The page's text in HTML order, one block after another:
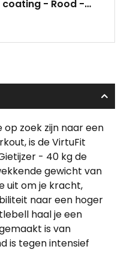
coating - Rood -
zoek zijn naar een
is de VirtuFit
- 40 kg de
gewicht van
uit om je kracht,
naar een hoger
haal je een
is van
is tegen intensief